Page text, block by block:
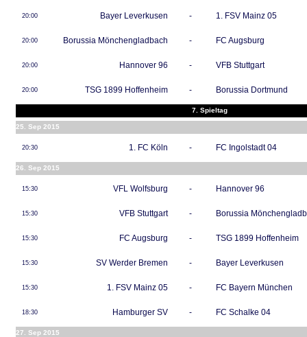
20:00 Bayer Leverkusen - 1. FSV Mainz 05
20:00 Borussia Mönchengladbach - FC Augsburg
20:00 Hannover 96 - VFB Stuttgart
20:00 TSG 1899 Hoffenheim - Borussia Dortmund
7. Spieltag
25. Sep 2015
20:30 1. FC Köln - FC Ingolstadt 04
26. Sep 2015
15:30 VFL Wolfsburg - Hannover 96
15:30 VFB Stuttgart - Borussia
15:30 FC Augsburg - TSG 1899 Hoffenheim
15:30 SV Werder Bremen - Bayer Leverkusen
15:30 1. FSV Mainz 05 - FC Bayern München
18:30 Hamburger SV - FC Schalke 04
27. Sep 2015